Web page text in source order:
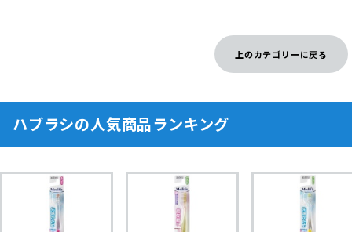
上のカテゴリーに戻る
ハブラシの人気商品ランキング